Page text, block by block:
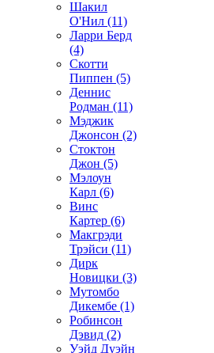
Шакил
О'Нил (11)
Ларри Берд
(4)
Скотти
Пиппен (5)
Деннис
Родман (11)
Мэджик
Джонсон (2)
Стоктон
Джон (5)
Мэлоун
Карл (6)
Винс
Картер (6)
Макгрэди
Трэйси (11)
Дирк
Новицки (3)
Мутомбо
Дикембе (1)
Робинсон
Дэвид (2)
Уэйд Дуэйн